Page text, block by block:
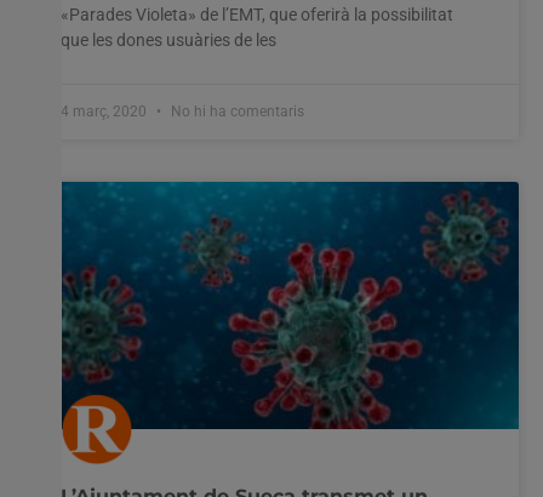
«Parades Violeta» de l’EMT, que oferirà la possibilitat
que les dones usuàries de les
4 març, 2020 No hi ha comentaris